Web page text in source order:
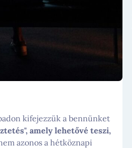
kifejezzük a bennünket
amely lehetővé teszi,
azonos a hétköznapi